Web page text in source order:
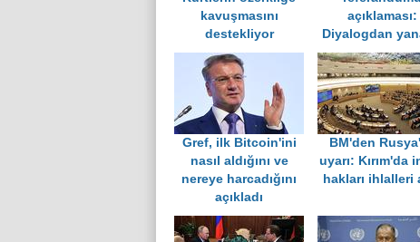
kavuşmasını
destekliyor
açıklaması:
Diyalogdan
Gref, ilk Bitcoin'ini
nasıl aldığını ve
nereye harcadığını
açıkladı
BM'den
uyarı: Kırım'da
hakları ihlalleri